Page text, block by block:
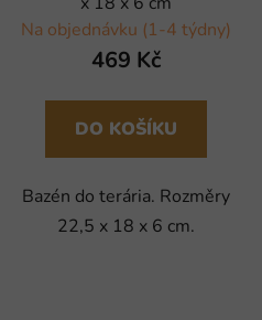
Na objednávku (1-4 týdny)
469 Kč
DO KOŠÍKU
Bazén do terária. Rozměry
22,5 x 18 x 6 cm.